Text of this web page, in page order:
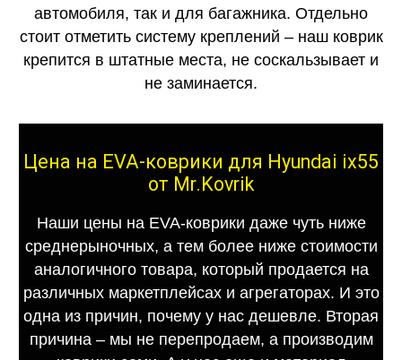
автомобиля, так и для багажника. Отдельно
стоит отметить систему креплений – наш коврик
крепится в штатные места, не соскальзывает и
не заминается.
Цена на EVA-коврики для Hyundai ix55
от Mr.Kovrik
Наши цены на EVA-коврики даже чуть ниже
среднерыночных, а тем более ниже стоимости
аналогичного товара, который продается на
различных маркетплейсах и агрегаторах. И это
одна из причин, почему у нас дешевле. Вторая
причина – мы не перепродаем, а производим